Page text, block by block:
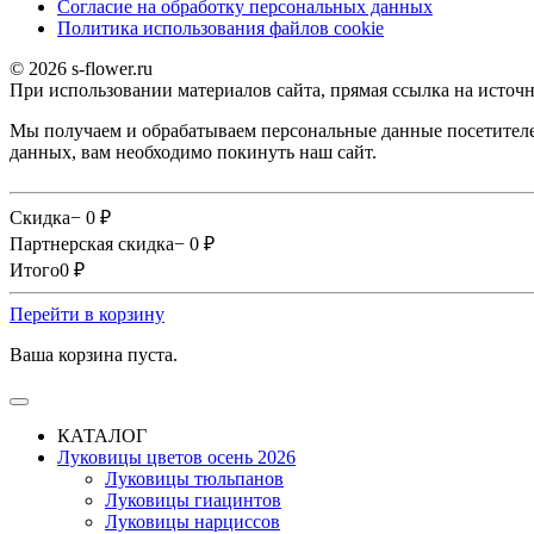
Согласие на обработку персональных данных
Политика использования файлов сookie
© 2026 s-flower.ru
При использовании материалов сайта, прямая ссылка на
Мы получаем и обрабатываем персональные данные
данных, вам необходимо покинуть наш сайт.
Скидка− 0 ₽
Партнерская скидка− 0 ₽
Итого0 ₽
Перейти в корзину
Ваша корзина пуста.
КАТАЛОГ
Луковицы цветов осень 2026
Луковицы тюльпанов
Луковицы гиацинтов
Луковицы нарциссов